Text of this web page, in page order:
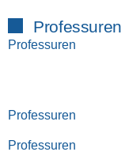
Professuren
Professuren
Professuren
Professuren